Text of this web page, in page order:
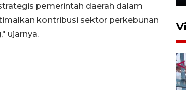
pemerintah daerah dalam
kontribusi sektor perkebunan
ujarnya.